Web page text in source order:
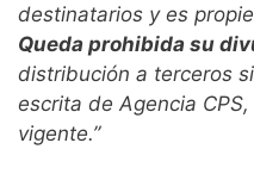
destinatarios y es
Queda prohibida su
distribución a terceros
escrita de Agencia
vigente.”